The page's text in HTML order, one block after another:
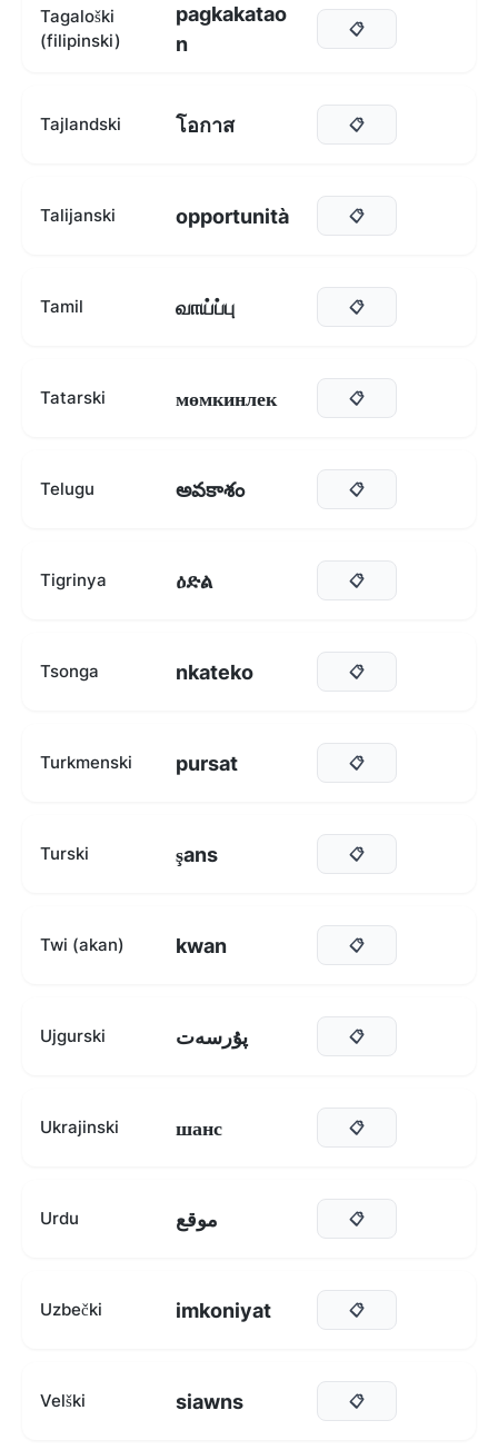
Tagaloški
(filipinski)
pagkakatao
n
📋
Tajlandski โอกาส 📋
Talijanski opportunità 📋
Tamil வாய்ப்பு 📋
Tatarski мөмкинлек 📋
Telugu అవకాశం 📋
Tigrinya ዕድል 📋
Tsonga nkateko 📋
Turkmenski pursat 📋
Turski şans 📋
Twi (akan) kwan 📋
Ujgurski پۇرسەت 📋
Ukrajinski шанс 📋
Urdu موقع 📋
Uzbečki imkoniyat 📋
Velški siawns 📋